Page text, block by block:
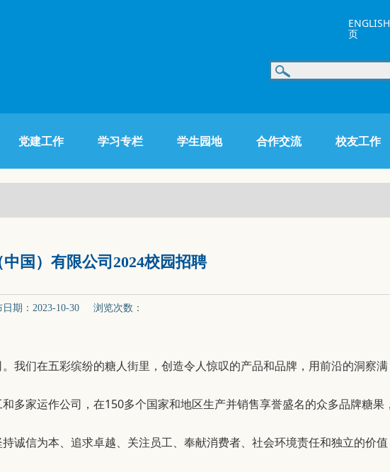
ENGLISH
页
党建工作 学习专栏 学生园地 合作交流 校友工作
国）有限公司2024校园招聘
：2023-10-30 浏览次数：
我们在五彩缤纷的糖人街里，创造令人惊叹的产品和品牌，用前沿的洞察满
多家运作公司，在150多个国家和地区生产并销售享誉盛名的众多品牌糖果
信为本、追求卓越、关注员工、奉献消费者、社会环境责任和独立的价值